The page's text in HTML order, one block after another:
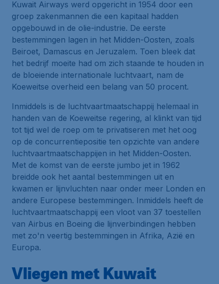
Kuwait Airways werd opgericht in 1954 door een
groep zakenmannen die een kapitaal hadden
opgebouwd in de olie-industrie. De eerste
bestemmingen lagen in het Midden-Oosten, zoals
Beiroet, Damascus en Jeruzalem. Toen bleek dat
het bedrijf moeite had om zich staande te houden in
de bloeiende internationale luchtvaart, nam de
Koeweitse overheid een belang van 50 procent.
Inmiddels is de luchtvaartmaatschappij helemaal in
handen van de Koeweitse regering, al klinkt van tijd
tot tijd wel de roep om te privatiseren met het oog
op de concurrentiepositie ten opzichte van andere
luchtvaartmaatschappijen in het Midden-Oosten.
Met de komst van de eerste jumbo jet in 1962
breidde ook het aantal bestemmingen uit en
kwamen er lijnvluchten naar onder meer Londen en
andere Europese bestemmingen. Inmiddels heeft de
luchtvaartmaatschappij een vloot van 37 toestellen
van Airbus en Boeing die lijnverbindingen hebben
met zo'n veertig bestemmingen in Afrika, Azië en
Europa.
Vliegen met Kuwait